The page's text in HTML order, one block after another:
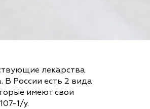
лекарства
В России есть 2 вида
имеют свои
1/у.